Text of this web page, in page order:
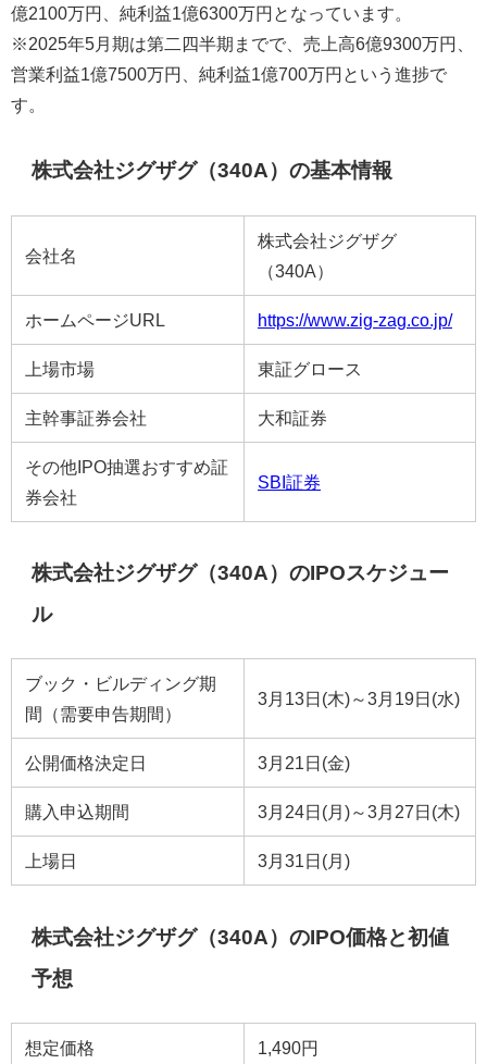
億2100万円、純利益1億6300万円となっています。
※2025年5月期は第二四半期までで、売上高6億9300万円、
営業利益1億7500万円、純利益1億700万円という進捗で
す。
株式会社ジグザグ（340A）の基本情報
会社名
株式会社ジグザグ
（340A）
ホームページURL https://www.zig-zag.co.jp/
上場市場 東証グロース
主幹事証券会社 大和証券
その他IPO抽選おすすめ証
券会社
SBI証券
株式会社ジグザグ（340A）のIPOスケジュー
ル
ブック・ビルディング期
間（需要申告期間）
3月13日(木)～3月19日(水)
公開価格決定日 3月21日(金)
購入申込期間 3月24日(月)～3月27日(木)
上場日 3月31日(月)
株式会社ジグザグ（340A）のIPO価格と初値
予想
想定価格 1,490円